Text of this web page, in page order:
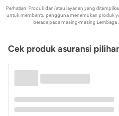
Perhatian: Produk dan/atau layanan yang
untuk membantu pengguna menemukan produk
berada pada masing-masing Lembaga
Cek produk asuransi